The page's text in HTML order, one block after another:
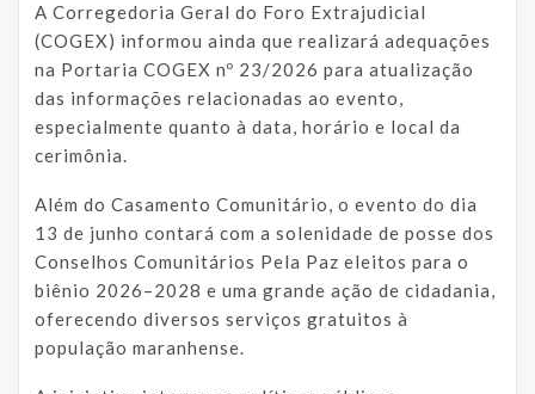
A Corregedoria Geral do Foro Extrajudicial
(COGEX) informou ainda que realizará adequações
na Portaria COGEX nº 23/2026 para atualização
das informações relacionadas ao evento,
especialmente quanto à data, horário e local da
cerimônia.
Além do Casamento Comunitário, o evento do dia
13 de junho contará com a solenidade de posse dos
Conselhos Comunitários Pela Paz eleitos para o
biênio 2026–2028 e uma grande ação de cidadania,
oferecendo diversos serviços gratuitos à
população maranhense.